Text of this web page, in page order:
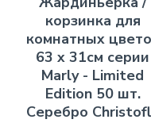
корзинка для
комнатных
63 x 31см серии
Marly - Limited
Edition 50 шт.
Серебро